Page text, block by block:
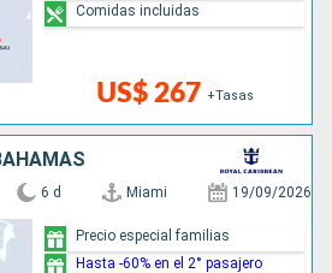
US$ 267 +Tasas
Comidas incluidas
6 d Miami 19/09/2026
Precio especial familias
Hasta -60% en el 2° pasajero